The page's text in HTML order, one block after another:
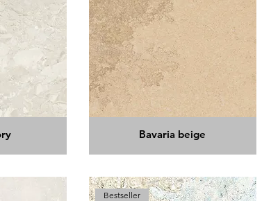
Bavaria beige
Bestseller